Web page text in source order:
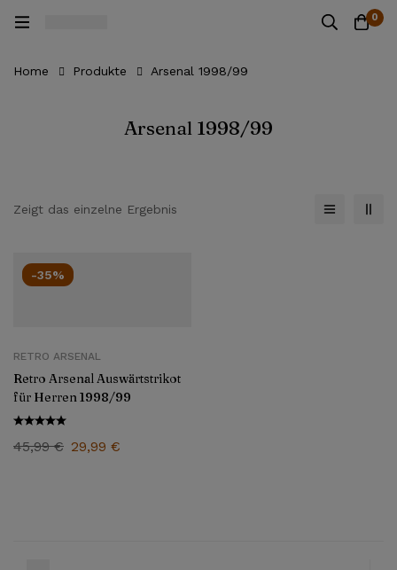
0
Home Produkte Arsenal 1998/99
Arsenal 1998/99
Zeigt das einzelne Ergebnis
-35%
RETRO ARSENAL
Retro Arsenal Auswärtstrikot
für Herren 1998/99
45,99€ 29,99 €